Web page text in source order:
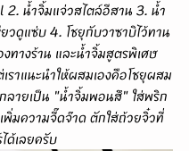
น้ำจิ้มแจ่วสไตล์อีสาน 3. น้ำ
วดูแซ่บ 4. โชยุกับวาซาบิไว้ทาน
ทางร้าน และน้ำจิ้มสูตรพิเศษ
ราแนะนำให้ผสมเองคือโชยุผสม
ลายเป็น "น้ำจิ้มพอนสึ" ใส่พริก
พิ่มความจี๊ดจ๊าด ตักใส่ถ้วยจิ๋วที่
ด้เลยครับ